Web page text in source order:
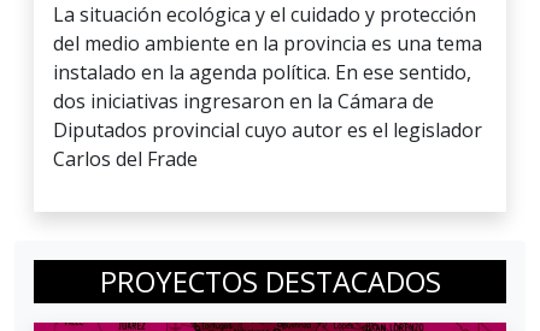
La situación ecológica y el cuidado y protección
del medio ambiente en la provincia es una tema
instalado en la agenda política. En ese sentido,
dos iniciativas ingresaron en la Cámara de
Diputados provincial cuyo autor es el legislador
Carlos del Frade
PROYECTOS DESTACADOS